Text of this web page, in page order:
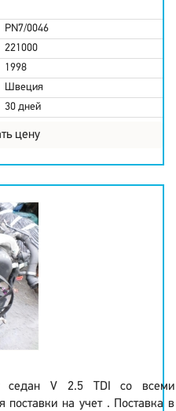
PN7/0046
221000
1998
Швеция
30 дней
цену
седан V 2.5 TDI со всеми
на учет . Поставка в